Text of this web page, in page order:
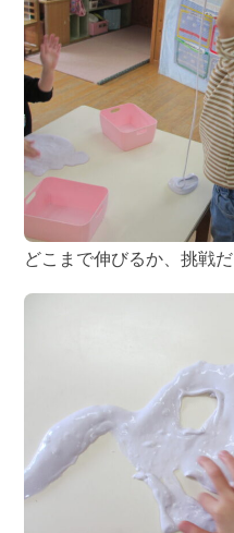
どこまで伸びるか、挑戦だ